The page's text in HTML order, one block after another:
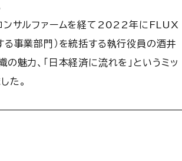
ンサルファームを経て2022年にFLUX
事業部門）を統括する執行役員の酒井
魅力、「日本経済に流れを」というミッ
た。